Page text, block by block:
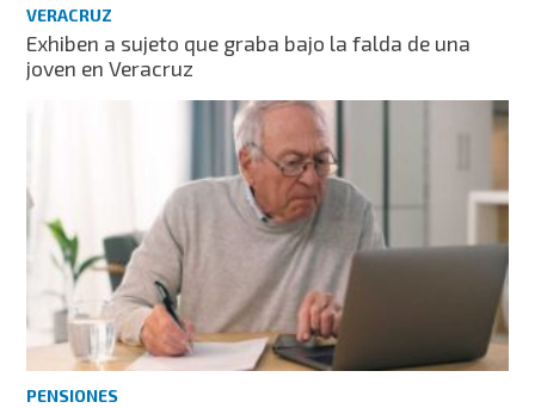
VERACRUZ
Exhiben a sujeto que graba bajo la falda de una
joven en Veracruz
PENSIONES